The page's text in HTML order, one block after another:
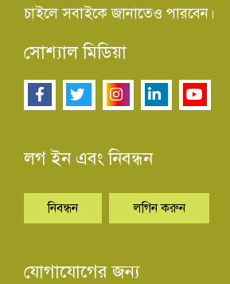
চাইলে সবাইকে জানাতেও পারবেন।
সোশ্যাল মিডিয়া
লগ ইন এবং নিবন্ধন
নিবন্ধন লগিন করুন
যোগাযোগের জন্য